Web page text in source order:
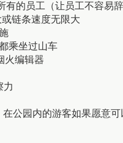
的员工（让员工不容易辞
链条速度无限大
乘坐过山车
火编辑器
力
公园内的游客如果愿意可